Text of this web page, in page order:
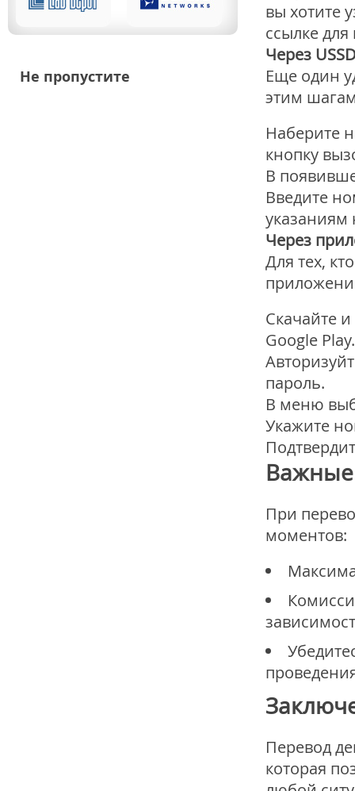
Не пропустите
вы хотите
ссылке
Через
Еще один
этим
Наберите
кнопку
В
Введите
указаниям
Через
Для тех,
Скачайте
Google Play.
пароль.
В меню
Укажите
При
моментов:
Перевод
которая